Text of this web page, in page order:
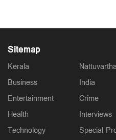
Sitemap
Kerala
Business
Entertainment
Health
Technology
Nattuvartha
India
Crime
Interviews
Special